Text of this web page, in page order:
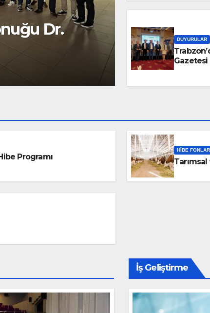
Dr.
DUYURULAR
Programı
HIBE
İş Geliştirme